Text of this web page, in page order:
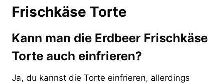
Frischkäse Torte
Kann man die Erdbeer Frischkäse
Torte auch einfrieren?
Ja, du kannst die Torte einfrieren, allerdings